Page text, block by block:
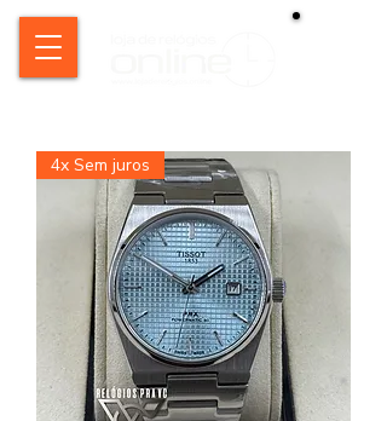
4x Sem juros